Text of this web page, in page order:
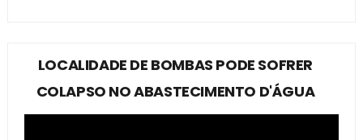
LOCALIDADE DE BOMBAS PODE SOFRER
COLAPSO NO ABASTECIMENTO D'ÁGUA